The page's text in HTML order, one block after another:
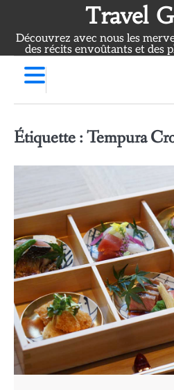
content
Travel
Découvrez avec nous les
des récits envoûtants et des
Étiquette :Tempura